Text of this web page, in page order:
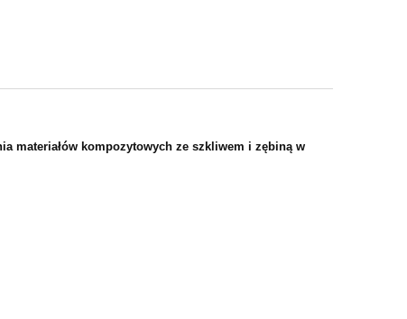
materiałów kompozytowych ze szkliwem i zębiną w